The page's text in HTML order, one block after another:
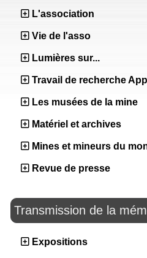
L'association
Vie de l'asso
Lumières sur...
Travail de recherche
Les musées de la mine
Matériel et archives
Mines et mineurs du
Revue de presse
Transmission de la
Expositions